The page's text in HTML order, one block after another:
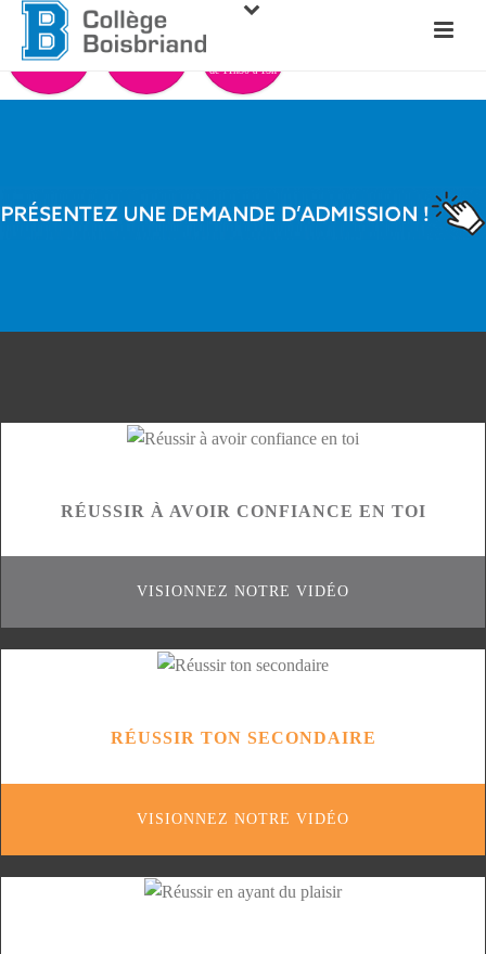
VISITE
VIRTUELLE
Agrandissements
19 septembre 2026
de 11h30 à 15h
RÉUSSIR À AVOIR CONFIANCE EN TOI
VISIONNEZ NOTRE VIDÉO
RÉUSSIR TON SECONDAIRE
VISIONNEZ NOTRE VIDÉO